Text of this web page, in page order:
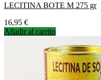
LECITINA BOTE M 275 gr
Precio
16,95 €
Añadir al carrito